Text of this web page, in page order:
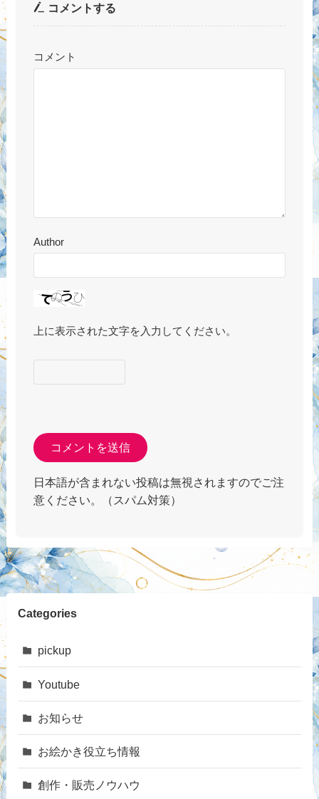
コメントする
コメント
Author
上に表示された文字を入力してください。
日本語が含まれない投稿は無視されますのでご注
意ください。（スパム対策）
Categories
pickup
Youtube
お知らせ
お絵かき役立ち情報
創作・販売ノウハウ